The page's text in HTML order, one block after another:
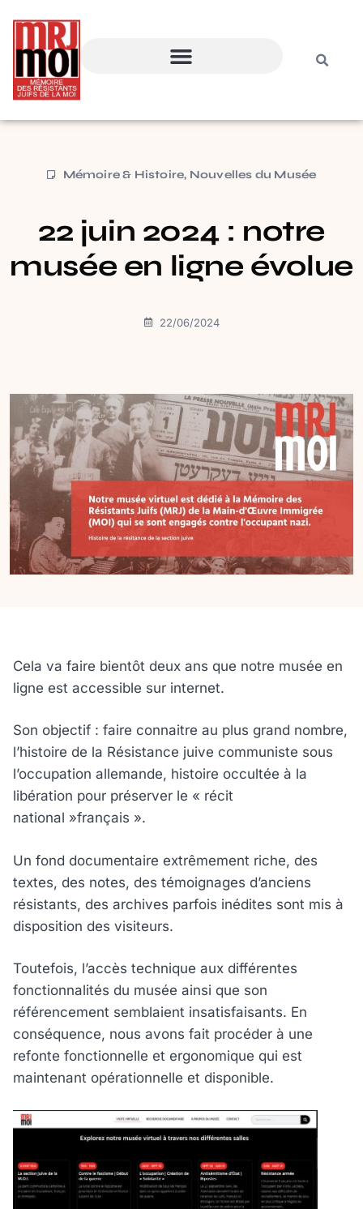
Mémoire & Histoire, Nouvelles du Musée
22 juin 2024 : notre
musée en ligne évolue
22/06/2024
Cela va faire bientôt deux ans que notre musée en
ligne est accessible sur internet.
Son objectif : faire connaitre au plus grand nombre,
l’histoire de la Résistance juive communiste sous
l’occupation allemande, histoire occultée à la
libération pour préserver le « récit
national »français ».
Un fond documentaire extrêmement riche, des
textes, des notes, des témoignages d’anciens
résistants, des archives parfois inédites sont mis à
disposition des visiteurs.
Toutefois, l’accès technique aux différentes
fonctionnalités du musée ainsi que son
référencement semblaient insatisfaisants. En
conséquence, nous avons fait procéder à une
refonte fonctionnelle et ergonomique qui est
maintenant opérationnelle et disponible.